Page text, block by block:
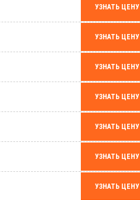
УЗНАТЬ ЦЕНУ
УЗНАТЬ ЦЕНУ
УЗНАТЬ ЦЕНУ
УЗНАТЬ ЦЕНУ
УЗНАТЬ ЦЕНУ
УЗНАТЬ ЦЕНУ
УЗНАТЬ ЦЕНУ